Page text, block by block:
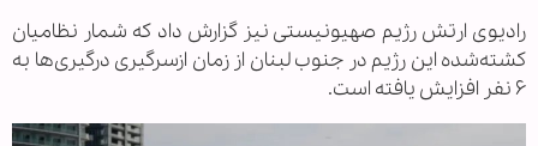
رادیوی ارتش رژیم صهیونیستی نیز گزارش داد که شمار نظامیان
کشته‌شده این رژیم در جنوب لبنان از زمان ازسرگیری درگیری‌ها به
۶ نفر افزایش یافته است.